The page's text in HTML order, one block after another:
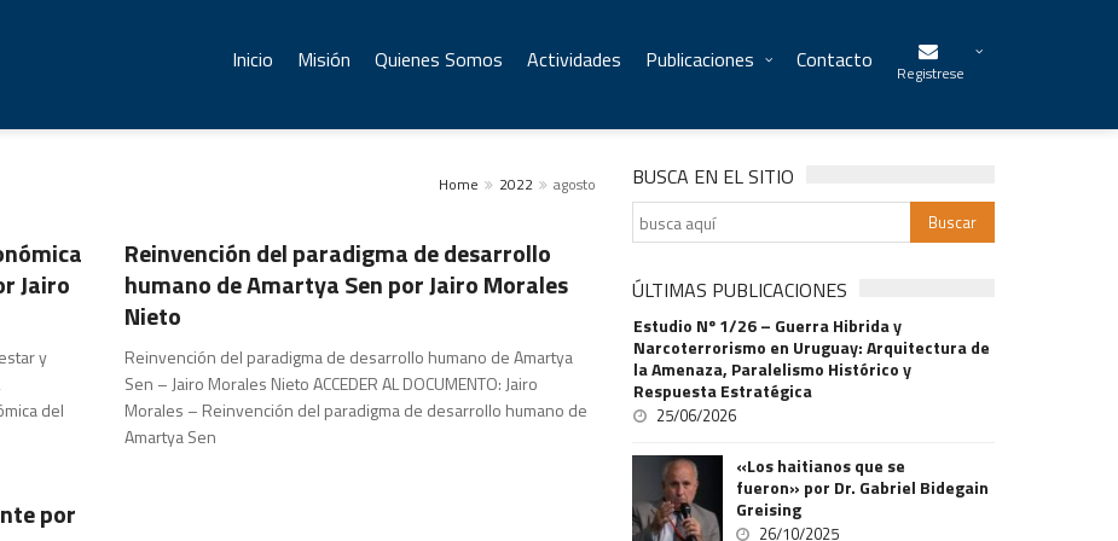
Inicio Misión Quienes Somos Actividades Publicaciones Contacto Registrese
Home 2022 agosto
Jairo
y
del
Reinvención del paradigma de desarrollo
humano de Amartya Sen por Jairo Morales
Nieto
Reinvención del paradigma de desarrollo humano de Amartya
Sen – Jairo Morales Nieto ACCEDER AL DOCUMENTO: Jairo
Morales – Reinvención del paradigma de desarrollo humano de
Amartya Sen
por
BUSCA EN EL SITIO
ÚLTIMAS PUBLICACIONES
Estudio Nº 1/26 – Guerra Hibrida y
Narcoterrorismo en Uruguay: Arquitectura de
la Amenaza, Paralelismo Histórico y
Respuesta Estratégica
25/06/2026
«Los haitianos que se
fueron» por Dr. Gabriel Bidegain
Greising
26/10/2025